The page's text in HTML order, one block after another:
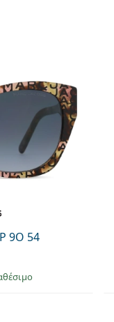
9O 54